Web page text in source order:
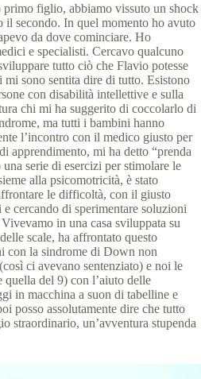
figlio, abbiamo vissuto un shock
il secondo. In quel momento ho avuto
da dove cominciare. Ho
e specialisti. Cercavo qualcuno
tutto ciò che Flavio potesse
mi sono sentita dire di tutto. Esistono
con disabilità intellettive e sulla
chi mi ha suggerito di coccolarlo di
ma tutti i bambini hanno
l’incontro con il medico giusto per
apprendimento, mi ha detto “prenda
serie di esercizi per stimolare le
alla psicomotricità, è stato
le difficoltà, con il giusto
e cercando di sperimentare soluzioni
in una casa sviluppata su
scale, ha affrontato questo
con la sindrome di Down non
ci avevano sentenziato) e noi le
quella del 9) con l’aiuto delle
in macchina a suon di tabelline e
posso assolutamente dire che tutto
straordinario, un’avventura stupenda